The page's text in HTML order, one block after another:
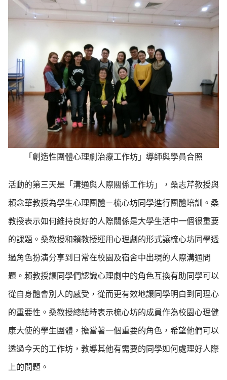
「創造性團體心理劇治療工作坊」導師與學員合照
活動的第三天是「溝通與人際關係工作坊」，桑志芹教授與
賴念華教授為學生心理團體－梳心坊同學進行團體培訓。桑
教授表示如何維持良好的人際關係是大學生活中一個很重要
的課題。桑教授和賴教授運用心理劇的形式讓梳心坊同學透
過角色扮演分享到日常在校園及宿舍中出現的人際溝通問
題。賴教授讓同學們認識心理劇中的角色互換有助同學可以
從自身體會別人的感受，從而更有效地讓同學明白到同理心
的重要性。桑教授總結時表示梳心坊的成員作為校園心理健
康大使的學生團體，擔當著一個重要的角色，希望他們可以
透過今天的工作坊，教導其他有需要的同學如何處理好人際
上的問題。